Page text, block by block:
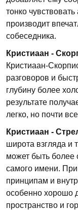
тонко
производит
собеседника.
Кристиаан -
Кристиаан-
разговоров и
глубину более
результате
легко, но почти
Кристиаан -
широта взгляда и
может быть более
самого имени.
принципам и
особенно хорошо
пространство и